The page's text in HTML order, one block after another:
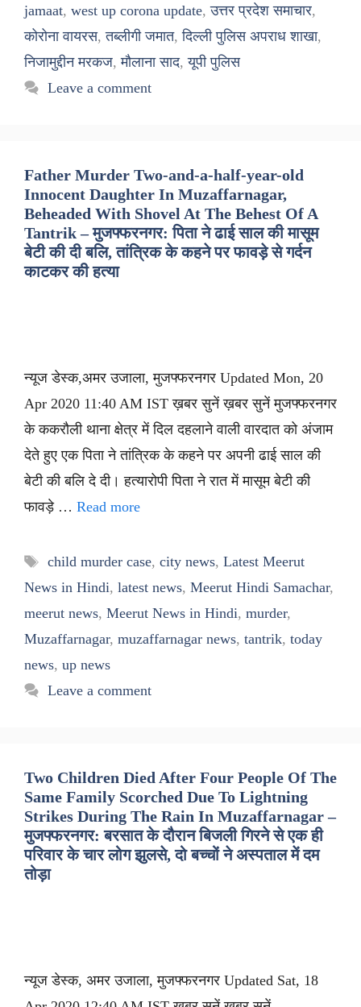
jamaat, west up corona update,उत्तर प्रदेश समाचार,
कोरोना वायरस,तब्लीगी जमात,दिल्ली पुलिस अपराध शाखा,
निजामुद्दीन मरकज,मौलाना साद,यूपी पुलिस
Leave a comment
Father Murder Two-and-a-half-year-old
Innocent Daughter In Muzaffarnagar,
Beheaded With Shovel At The Behest Of A
Tantrik – मुजफ्फरनगर: पिता ने ढाई साल की मासूम
बेटी की दी बलि, तांत्रिक के कहने पर फावड़े से गर्दन
काटकर की हत्या
न्यूज डेस्क,अमर उजाला, मुजफ्फरनगर Updated Mon, 20
Apr 2020 11:40 AM IST ख़बर सुनें ख़बर सुनें मुजफ्फरनगर
के ककरौली थाना क्षेत्र में दिल दहलाने वाली वारदात को अंजाम
देते हुए एक पिता ने तांत्रिक के कहने पर अपनी ढाई साल की
बेटी की बलि दे दी। हत्यारोपी पिता ने रात में मासूम बेटी की
फावड़े … Read more
Tags
child murder case, city news, Latest Meerut
News in Hindi, latest news, Meerut Hindi Samachar,
meerut news, Meerut News in Hindi, murder,
Muzaffarnagar, muzaffarnagar news, tantrik, today
news, up news
Leave a comment
Two Children Died After Four People Of The
Same Family Scorched Due To Lightning
Strikes During The Rain In Muzaffarnagar –
मुजफ्फरनगर: बरसात के दौरान बिजली गिरने से एक ही
परिवार के चार लोग झुलसे, दो बच्चों ने अस्पताल में दम
तोड़ा
न्यूज डेस्क, अमर उजाला, मुजफ्फरनगर Updated Sat, 18